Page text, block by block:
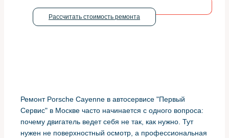
Рассчитать стоимость ремонта
Ремонт Porsche Cayenne в автосервисе "Первый
Сервис" в Москве часто начинается с одного вопроса:
почему двигатель ведет себя не так, как нужно. Тут
нужен не поверхностный осмотр, а профессиональная